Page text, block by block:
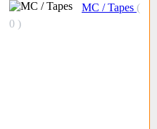
MC / Tapes (
0 )